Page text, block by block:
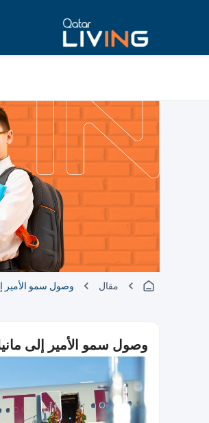
مقال وصول سمو الأمير
وصول سمو الأمير إلى